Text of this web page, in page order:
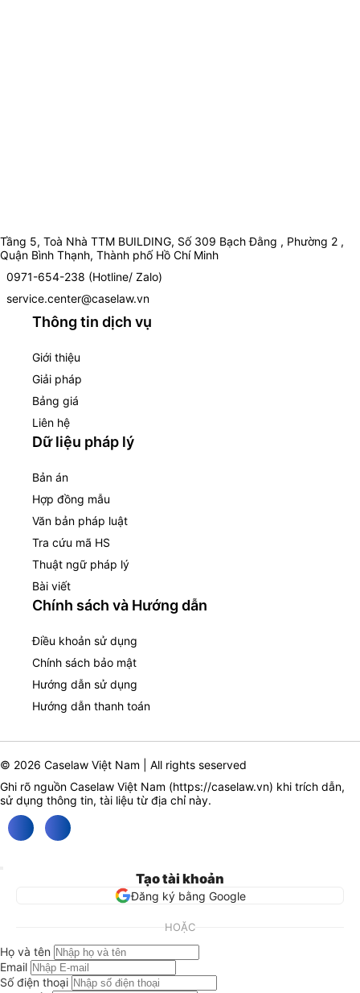
Tầng 5, Toà Nhà TTM BUILDING, Số 309 Bạch Đằng , Phường 2 ,
Quận Bình Thạnh, Thành phố Hồ Chí Minh
0971-654-238 (Hotline/ Zalo)
service.center@caselaw.vn
Thông tin dịch vụ
Giới thiệu
Giải pháp
Bảng giá
Liên hệ
Dữ liệu pháp lý
Bản án
Hợp đồng mẫu
Văn bản pháp luật
Tra cứu mã HS
Thuật ngữ pháp lý
Bài viết
Chính sách và Hướng dẫn
Điều khoản sử dụng
Chính sách bảo mật
Hướng dẫn sử dụng
Hướng dẫn thanh toán
© 2026 Caselaw Việt Nam | All rights seserved
Ghi rõ nguồn Caselaw Việt Nam (https://caselaw.vn) khi trích dẫn,
sử dụng thông tin, tài liệu từ địa chỉ này.
Tạo tài khoản
Đăng ký bằng Google
HOẶC
Họ và tên
Email
Số điện thoại